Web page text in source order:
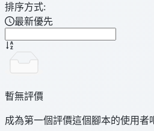
排序方式:
最新優先
暫無評價
成為第一個評價這個腳本的使用者